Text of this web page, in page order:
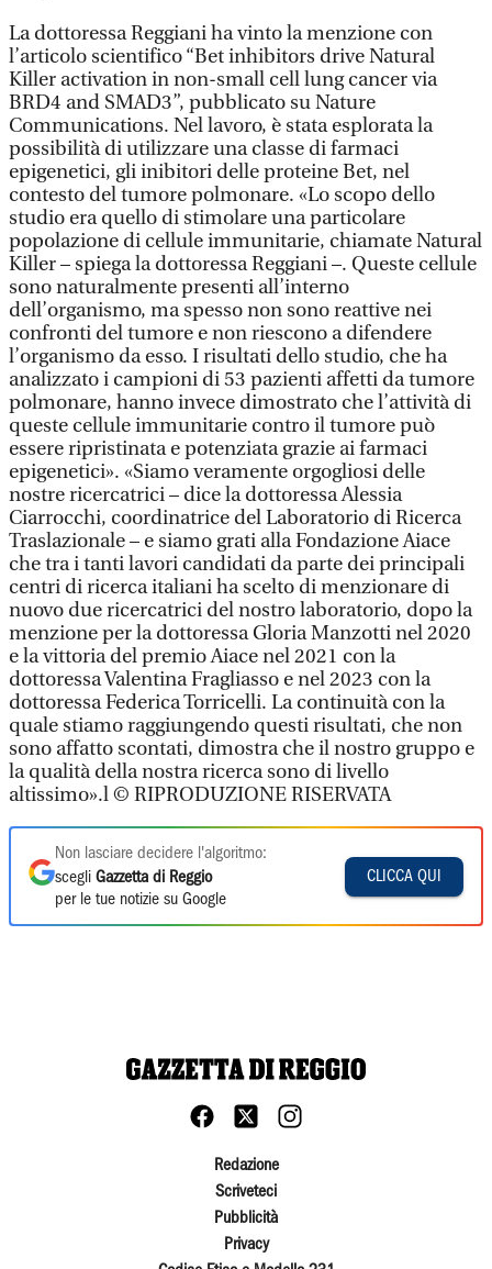
La dottoressa Reggiani ha vinto la menzione con
l’articolo scientifico “Bet inhibitors drive Natural
Killer activation in non-small cell lung cancer via
BRD4 and SMAD3”, pubblicato su Nature
Communications. Nel lavoro, è stata esplorata la
possibilità di utilizzare una classe di farmaci
epigenetici, gli inibitori delle proteine Bet, nel
contesto del tumore polmonare. «Lo scopo dello
studio era quello di stimolare una particolare
popolazione di cellule immunitarie, chiamate Natural
Killer – spiega la dottoressa Reggiani –. Queste cellule
sono naturalmente presenti all’interno
dell’organismo, ma spesso non sono reattive nei
confronti del tumore e non riescono a difendere
l’organismo da esso. I risultati dello studio, che ha
analizzato i campioni di 53 pazienti affetti da tumore
polmonare, hanno invece dimostrato che l’attività di
queste cellule immunitarie contro il tumore può
essere ripristinata e potenziata grazie ai farmaci
epigenetici». «Siamo veramente orgogliosi delle
nostre ricercatrici – dice la dottoressa Alessia
Ciarrocchi, coordinatrice del Laboratorio di Ricerca
Traslazionale – e siamo grati alla Fondazione Aiace
che tra i tanti lavori candidati da parte dei principali
centri di ricerca italiani ha scelto di menzionare di
nuovo due ricercatrici del nostro laboratorio, dopo la
menzione per la dottoressa Gloria Manzotti nel 2020
e la vittoria del premio Aiace nel 2021 con la
dottoressa Valentina Fragliasso e nel 2023 con la
dottoressa Federica Torricelli. La continuità con la
quale stiamo raggiungendo questi risultati, che non
sono affatto scontati, dimostra che il nostro gruppo e
la qualità della nostra ricerca sono di livello
altissimo».l © RIPRODUZIONE RISERVATA
Non lasciare decidere l'algoritmo:
scegli Gazzetta di Reggio
per le tue notizie su Google
CLICCA QUI
Redazione
Scriveteci
Pubblicità
Privacy